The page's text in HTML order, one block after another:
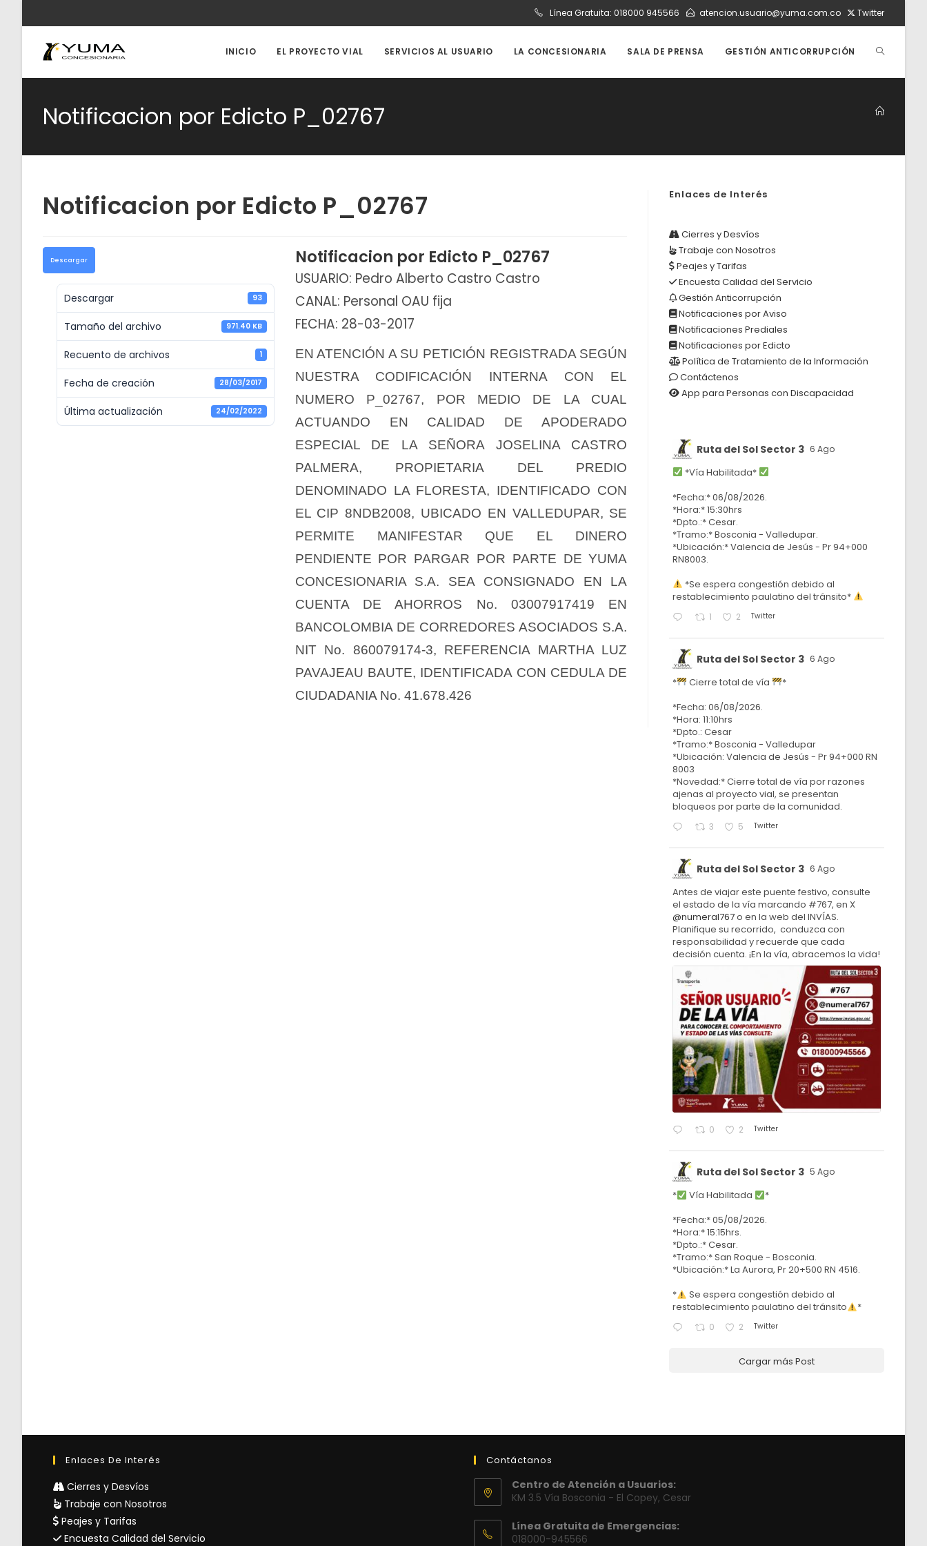
contenido
Línea Gratuita: 018000 945566 atencion.usuario@yuma.com.co Twitter
INICIO EL PROYECTO VIAL SERVICIOS AL USUARIO LA CONCESIONARIA SALA DE PRENSA GESTIÓN ANTICORRUPCIÓN ALTERNAR
BÚSQUEDA
DE
Notificacion por Edicto P_02767
Notificacion por Edicto P_02767
Descargar
Descargar 93
Tamaño del archivo 971.40 KB
Recuento de archivos 1
Fecha de creación 28/03/2017
Última actualización 24/02/2022
Notificacion por Edicto P_02767
USUARIO: Pedro Alberto Castro Castro
CANAL: Personal OAU fija
FECHA: 28-03-2017
EN ATENCIÓN A SU PETICIÓN REGISTRADA SEGÚN
NUESTRA CODIFICACIÓN INTERNA CON EL
NUMERO P_02767, POR MEDIO DE LA CUAL
ACTUANDO EN CALIDAD DE APODERADO
ESPECIAL DE LA SEÑORA JOSELINA CASTRO
PALMERA, PROPIETARIA DEL PREDIO
DENOMINADO LA FLORESTA, IDENTIFICADO CON
EL CIP 8NDB2008, UBICADO EN VALLEDUPAR, SE
PERMITE MANIFESTAR QUE EL DINERO
PENDIENTE POR PARGAR POR PARTE DE YUMA
CONCESIONARIA S.A. SEA CONSIGNADO EN LA
CUENTA DE AHORROS No. 03007917419 EN
BANCOLOMBIA DE CORREDORES ASOCIADOS S.A.
NIT No. 860079174-3, REFERENCIA MARTHA LUZ
PAVAJEAU BAUTE, IDENTIFICADA CON CEDULA DE
CIUDADANIA No. 41.678.426
Enlaces de Interés
Cierres y Desvíos
Trabaje con Nosotros
Peajes y Tarifas
Encuesta Calidad del Servicio
Gestión Anticorrupción
Notificaciones por Aviso
Notificaciones Prediales
Notificaciones por Edicto
Política de Tratamiento de la Información
Contáctenos
App para Personas con Discapacidad
Ruta del Sol Sector 3 6 Ago
*Vía Habilitada*
*Fecha:* 06/08/2026.
*Hora:* 15:30hrs
*Dpto.:* Cesar.
*Tramo:* Bosconia - Valledupar.
*Ubicación:* Valencia de Jesús - Pr 94+000
RN8003.
*Se espera congestión debido al
restablecimiento paulatino del tránsito*
1 2 Twitter
Ruta del Sol Sector 3 6 Ago
* Cierre total de vía
*
*Fecha: 06/08/2026.
*Hora: 11:10hrs
*Dpto.: Cesar
*Tramo:* Bosconia - Valledupar
*Ubicación: Valencia de Jesús - Pr 94+000 RN
8003
*Novedad:* Cierre total de vía por razones
ajenas al proyecto vial, se presentan
bloqueos por parte de la comunidad.
3 5 Twitter
Ruta del Sol Sector 3 6 Ago
Antes de viajar este puente festivo, consulte
el estado de la vía marcando #767, en X
@numeral767o en la web del INVÍAS.
Planifique su recorrido, conduzca con
responsabilidad y recuerde que cada
decisión cuenta. ¡En la vía, abracemos la vida!
0 2 Twitter
Ruta del Sol Sector 3 5 Ago
* Vía Habilitada
*
*Fecha:* 05/08/2026.
*Hora:* 15:15hrs.
*Dpto.:* Cesar.
*Tramo:* San Roque - Bosconia.
*Ubicación:* La Aurora, Pr 20+500 RN 4516.
*
Se espera congestión debido al
restablecimiento paulatino del tránsito
*
0 2 Twitter
Cargar más Post
Enlaces De Interés
Cierres y Desvíos
Trabaje con Nosotros
Peajes y Tarifas
Encuesta Calidad del Servicio
Contáctanos
Centro de Atención a Usuarios:
KM 3.5 Vía Bosconia - El Copey, Cesar
Línea Gratuita de Emergencias:
018000-945566